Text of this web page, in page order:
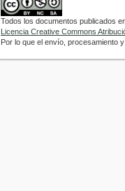
Todos los documentos publicados
Licencia Creative Commons
Por lo que el envío, procesamiento